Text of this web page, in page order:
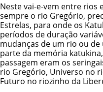
Neste vai-e-vem entre rios
sempre o rio Gregório,
Estrelas, para onde os
períodos de duração
mudanças de um rio ou
parte da memória
passagem eram os
rio Gregório, Universo no
Futuro no riozinho da